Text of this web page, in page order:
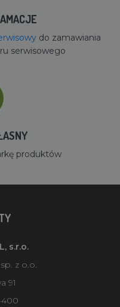
do zamawiania
serwisowego
produktów
s.r.o.
z o.o.
91
400